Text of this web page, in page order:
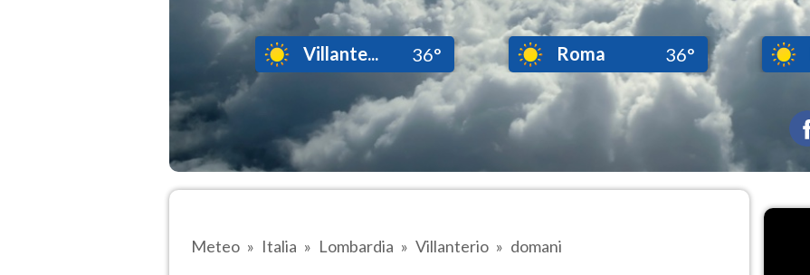
Villante... 36° Roma 36°
Meteo Italia Lombardia Villanterio domani